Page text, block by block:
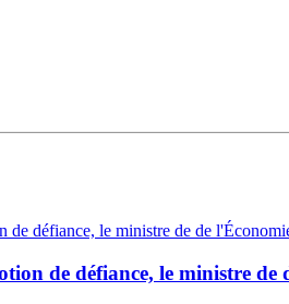
de défiance, le ministre